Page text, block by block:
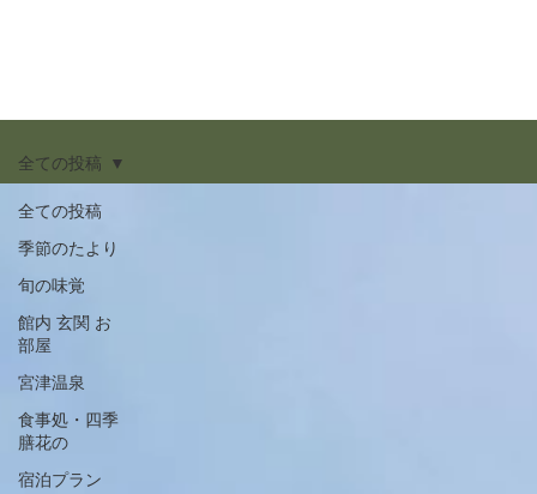
全ての投稿
季節のたより
旬の味覚
館内 玄関 お
部屋
宮津温泉
食事処・四季
膳花の
宿泊プラン
全ての投稿